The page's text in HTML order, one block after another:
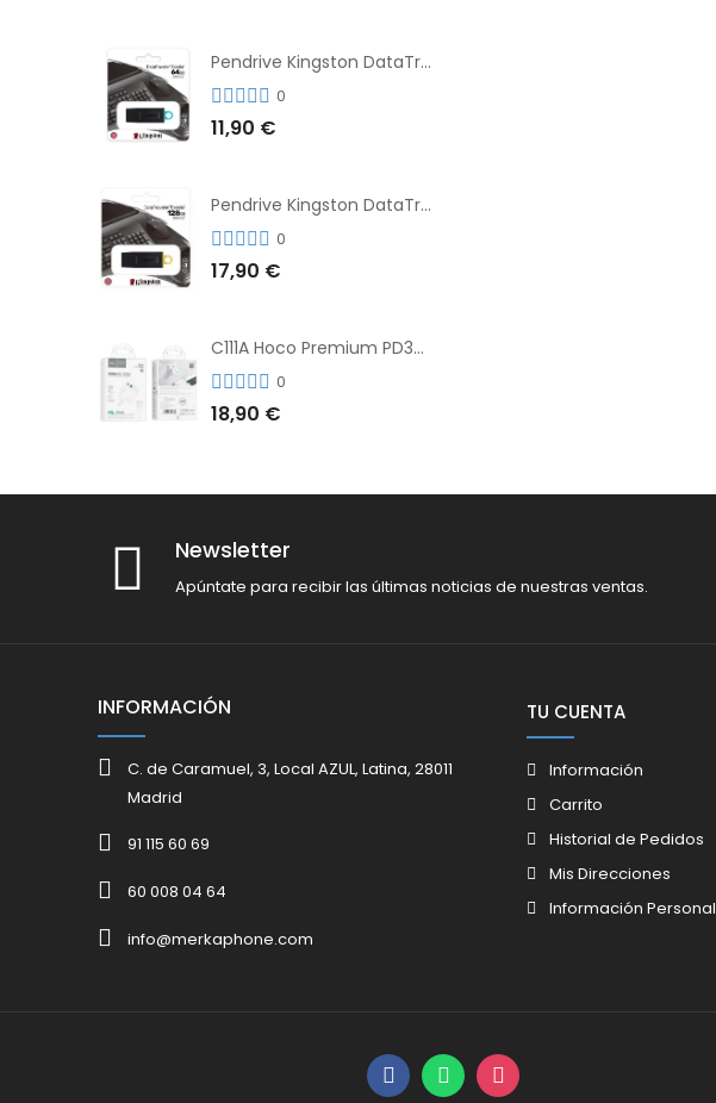
Pendrive Kingston DataTraveler® Exodia™ 64GB 3.2'
0
11,90 €
Pendrive Kingston DataTraveler® Exodia™ 128GB 3.2´
0
17,90 €
C111A Hoco Premium PD30W Adaptador de Carga Rápida Puerto Dual USB+Tipo C + Cable
0
18,90 €
Newsletter
Apúntate para recibir las últimas noticias de nuestras ventas.
INFORMACIÓN
C. de Caramuel, 3, Local AZUL, Latina, 28011
Madrid
91 115 60 69
60 008 04 64
info@merkaphone.com
TU CUENTA
Información
Carrito
Historial de Pedidos
Mis Direcciones
Información Personal